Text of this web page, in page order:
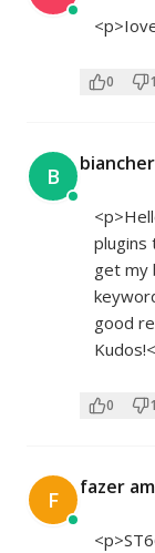
0 1
B
plugins
get my
good
0 1
F fazer